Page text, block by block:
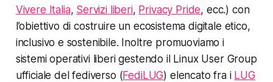
Vivere Italia, Servizi liberi, Privacy Pride, ecc.) con
l’obiettivo di costruire un ecosistema digitale etico,
inclusivo e sostenibile. Inoltre promuoviamo i
sistemi operativi liberi gestendo il Linux User Group
ufficiale del fediverso (FediLUG) elencato fra i LUG